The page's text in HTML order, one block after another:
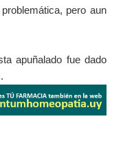
pero aun
apuñalado fue dado